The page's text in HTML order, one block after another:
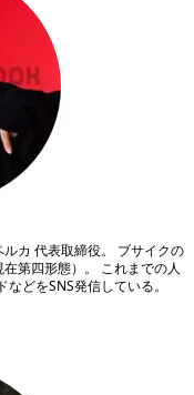
カ 代表取締役。 ブサイクの
第四形態）。 これまでの人
どをSNS発信している。